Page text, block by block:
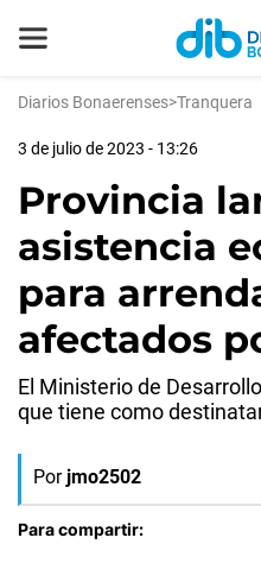
Diarios Bonaerenses>Tranquera
3 de julio de 2023 - 13:26
Provincia
asistencia
para
afectados
El Ministerio de
que tiene como
Por jmo2502
Para compartir: